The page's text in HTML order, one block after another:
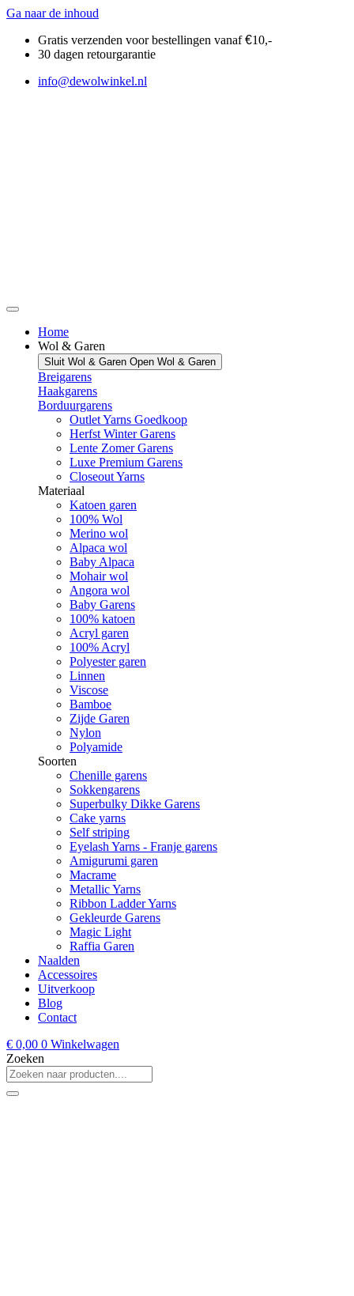
Ga naar de inhoud
Gratis verzenden voor bestellingen vanaf€10,-
30 dagen retourgarantie
info@dewolwinkel.nl
Home
Wol & Garen
Sluit Wol & Garen Open Wol & Garen
Breigarens
Haakgarens
Borduurgarens
Outlet Yarns Goedkoop
Herfst Winter Garens
Lente Zomer Garens
Luxe Premium Garens
Closeout Yarns
Materiaal
Katoen garen
100% Wol
Merino wol
Alpaca wol
Baby Alpaca
Mohair wol
Angora wol
Baby Garens
100% katoen
Acryl garen
100% Acryl
Polyester garen
Linnen
Viscose
Bamboe
Zijde Garen
Nylon
Polyamide
Soorten
Chenille garens
Sokkengarens
Superbulky Dikke Garens
Cake yarns
Self striping
Eyelash Yarns - Franje garens
Amigurumi garen
Macrame
Metallic Yarns
Ribbon Ladder Yarns
Gekleurde Garens
Magic Light
Raffia Garen
Naalden
Accessoires
Uitverkoop
Blog
Contact
€ 0,00 0 Winkelwagen
Zoeken